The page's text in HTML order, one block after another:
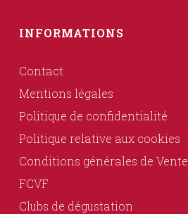
INFORMATIONS
Contact
Mentions légales
Politique de confidentialité
Politique relative aux cookies
Conditions générales de Vente
FCVF
Clubs de dégustation